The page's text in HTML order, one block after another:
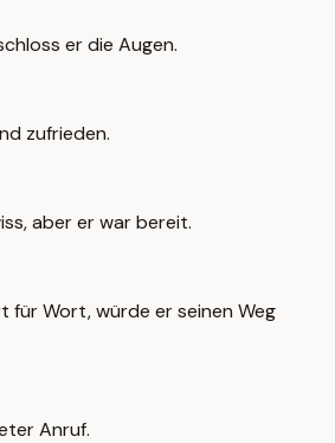
er die Augen.
zufrieden.
aber er war bereit.
Wort, würde er seinen Weg
Anruf.